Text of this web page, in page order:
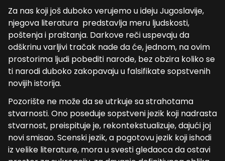
Za nas koji još duboko verujemo u ideju Jugoslavije,
njegova literatura predstavlja meru ljudskosti,
poštenja i praštanja. Darkove reči uspevaju da
odškrinu varljivi tračak nade da će, jednom, na ovim
prostorima ljudi pobediti narode, bez obzira koliko se
ti narodi duboko zakopavaju u falsifikate sopstvenih
novijih istorija.
Pozorište ne može da se utrkuje sa strahotama
stvarnosti. Ono poseduje sopstveni jezik koji nadrasta
stvarnost, preispituje je, rekontekstualizuje, dajući joj
novi smisao. Scenski jezik, a pogotovu jezik koji ishodi
iz velike literature, mora u svesti gledaoca da ostavi